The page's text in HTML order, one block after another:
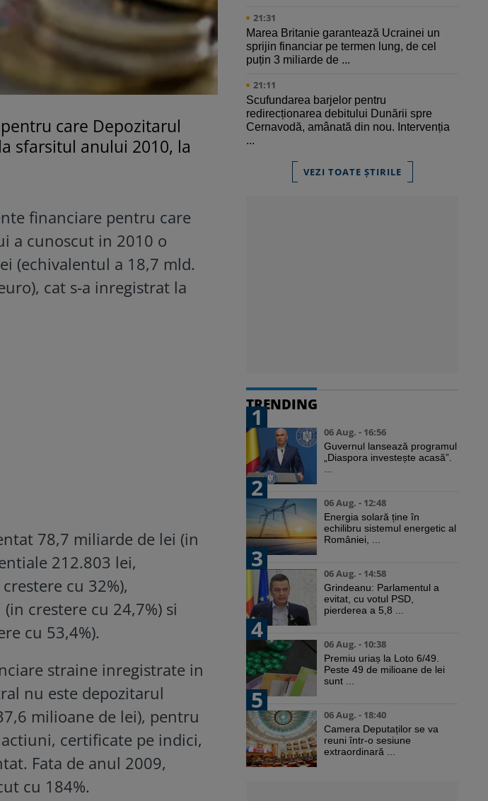
care Depozitarul
sfarsitul anului 2010, la
financiare pentru care
a cunoscut in 2010 o
(echivalentul a 18,7 mld.
cat s-a inregistrat la
78,7 miliarde de lei (in
212.803 lei,
cu 32%),
crestere cu 24,7%) si
cu 53,4%).
straine inregistrate in
nu este depozitarul
milioane de lei), pentru
certificate pe indici,
Fata de anul 2009,
cu 184%.
21:31
Marea Britanie garantează Ucrainei un
sprijin financiar pe termen lung, de cel
puțin 3 miliarde de ...
21:11
Scufundarea barjelor pentru
redirecționarea debitului Dunării spre
Cernavodă, amânată din nou. Intervenția
...
VEZI TOATE ȘTIRILE
TRENDING
1
06 Aug. - 16:56
Guvernul lansează programul
„Diaspora investește acasă”.
2
06 Aug. - 12:48
Energia solară ține în
echilibru sistemul energetic al
României, ...
3
06 Aug. - 14:58
Grindeanu: Parlamentul a
evitat, cu votul PSD,
pierderea a 5,8 ...
4
06 Aug. - 10:38
Premiu uriaș la Loto 6/49.
Peste 49 de milioane de lei
sunt ...
5
06 Aug. - 18:40
Camera Deputaților se va
reuni într-o sesiune
extraordinară ...